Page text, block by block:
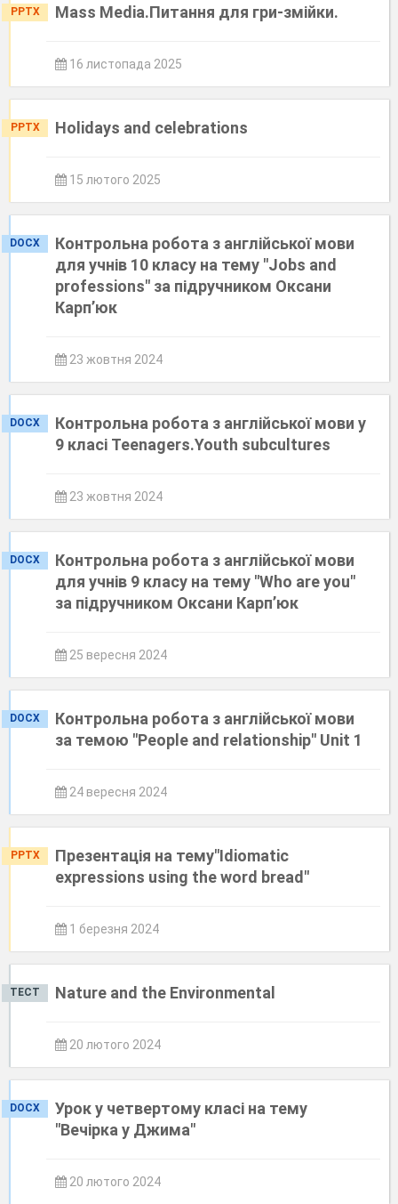
PPTX Mass Media.Питання для гри-змійки.
16 листопада 2025
PPTX Holidays and celebrations
15 лютого 2025
DOCX
Контрольна робота з англійської мови
для учнів 10 класу на тему "Jobs and
professions" за підручником Оксани
Карп’юк
23 жовтня 2024
DOCX
Контрольна робота з англійської мови у
9 класі Teenagers.Youth subcultures
23 жовтня 2024
DOCX
Контрольна робота з англійської мови
для учнів 9 класу на тему "Who are you"
за підручником Оксани Карп’юк
25 вересня 2024
DOCX
Контрольна робота з англійської мови
за темою "People and relationship" Unit 1
24 вересня 2024
PPTX
Презентація на тему"Idiomatic
expressions using the word bread"
1 березня 2024
ТЕСТ Nature and the Environmental
20 лютого 2024
DOCX
Урок у четвертому класі на тему
"Вечірка у Джима"
20 лютого 2024